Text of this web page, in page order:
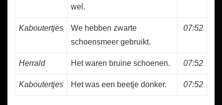
wel.
Kaboutertjes
We hebben zwarte
schoensmeer gebruikt.
07:52
Herrald Het waren bruine schoenen. 07:52
Kaboutertjes Het was een beetje donker. 07:52